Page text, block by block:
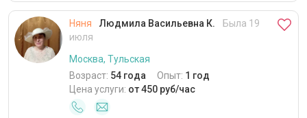
Няня Людмила Васильевна К.
Была 19
июля
Москва, Тульская
Возраст: 54 года Опыт: 1 год
Цена услуги: от 450 руб/час